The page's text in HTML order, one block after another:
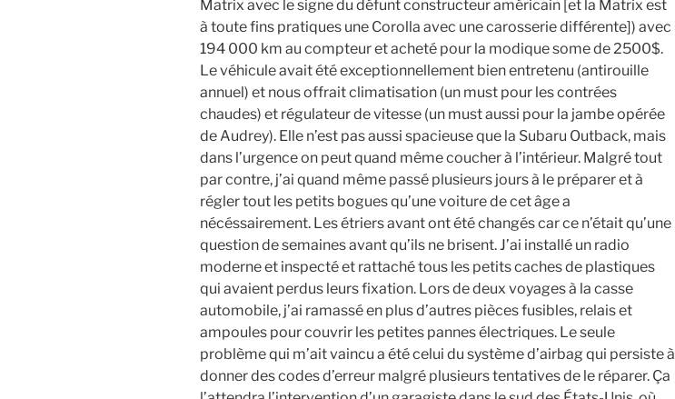
Matrix avec le signe du défunt constructeur américain [et la Matrix est
à toute fins pratiques une Corolla avec une carosserie différente]) avec
194 000 km au compteur et acheté pour la modique some de 2500$.
Le véhicule avait été exceptionnellement bien entretenu (antirouille
annuel) et nous offrait climatisation (un must pour les contrées
chaudes) et régulateur de vitesse (un must aussi pour la jambe opérée
de Audrey). Elle n’est pas aussi spacieuse que la Subaru Outback, mais
dans l’urgence on peut quand même coucher à l’intérieur. Malgré tout
par contre, j’ai quand même passé plusieurs jours à le préparer et à
régler tout les petits bogues qu’une voiture de cet âge a
nécéssairement. Les étriers avant ont été changés car ce n’était qu’une
question de semaines avant qu’ils ne brisent. J’ai installé un radio
moderne et inspecté et rattaché tous les petits caches de plastiques
qui avaient perdus leurs fixation. Lors de deux voyages à la casse
automobile, j’ai ramassé en plus d’autres pièces fusibles, relais et
ampoules pour couvrir les petites pannes électriques. Le seule
problème qui m’ait vaincu a été celui du système d’airbag qui persiste à
donner des codes d’erreur malgré plusieurs tentatives de le réparer. Ça